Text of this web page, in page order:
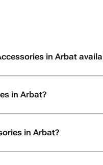
сделать праздник
подарок, а
с любовью и
именно
in Arbat
in Arbat?
in Arbat?